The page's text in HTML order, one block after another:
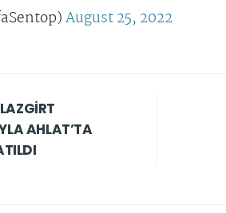
August 25, 2022
AHLAT’TA